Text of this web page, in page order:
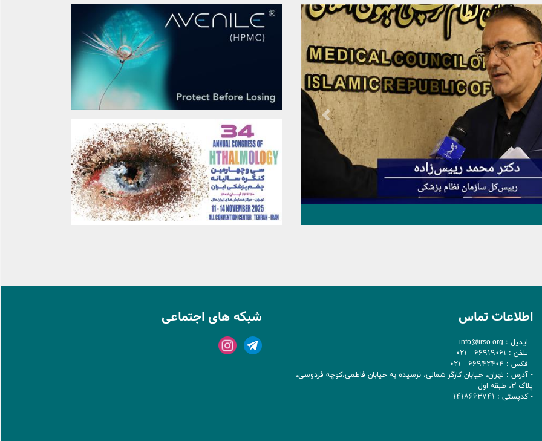
Previous
اطلاعات تماس
- ایمیل : info@irso.org
- تلفن : 66919061 - 021
- فکس : 66942404 - 021
- آدرس : تهران، خيابان کارگر شمالی، نرسيده به خيابان فاطمی،کوچه فردوسی،
پلاک 3، طبقه اول
- کدپستی : 1418663741
شبکه های اجتماعی